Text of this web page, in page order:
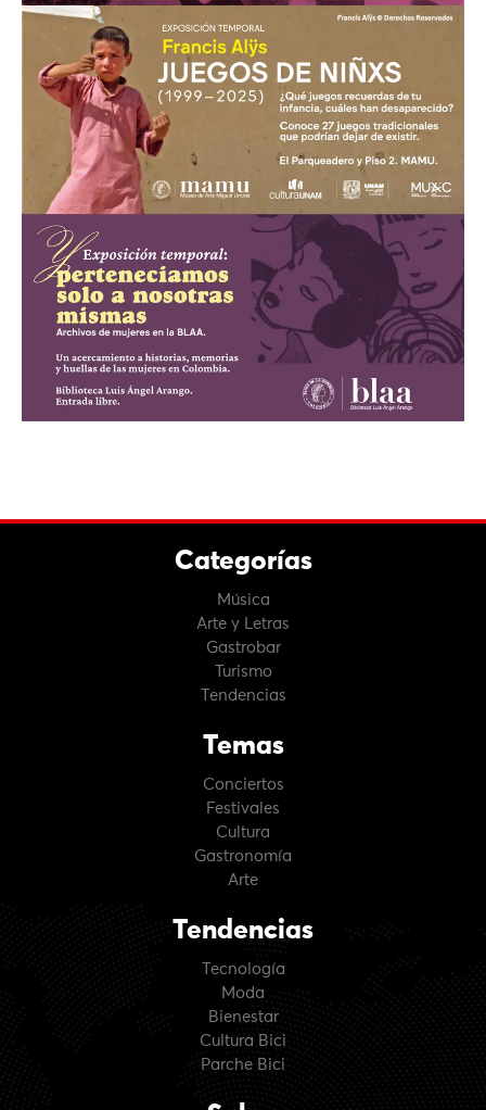
Categorías
Música
Arte y Letras
Gastrobar
Turismo
Tendencias
Temas
Conciertos
Festivales
Cultura
Gastronomía
Arte
Tendencias
Tecnología
Moda
Bienestar
Cultura Bici
Parche Bici